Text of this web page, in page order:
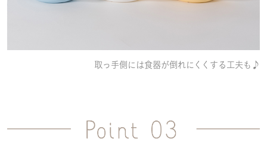
取っ手側には食器が倒れにくくする工夫も♪